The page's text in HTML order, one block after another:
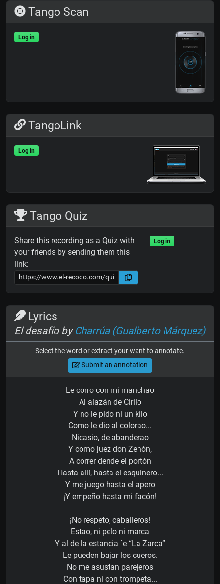
Tango Scan
Log in
TangoLink
Log in
Tango Quiz
Share this recording as a Quiz with
your friends by sending them this
link:
Log in
Lyrics
El desafío by Charrúa (Gualberto Márquez)
Select the word or extract your want to annotate.
Submit an annotation
Le corro con mi manchao
Al alazán de Cirilo
Y no le pido ni un kilo
Como le dio al colorao...
Nicasio, de abanderao
Y como juez don Zenón,
A correr dende el portón
Hasta allí, hasta el esquinero...
Y me juego hasta el apero
¡Y empeño hasta mi facón!
¡No respeto, caballeros!
Estao, ni pelo ni marca
Y al de la estancia ´e “La Zarca”
Le pueden bajar los cueros.
No me asustan parejeros
Con tapa ni con trompeta...